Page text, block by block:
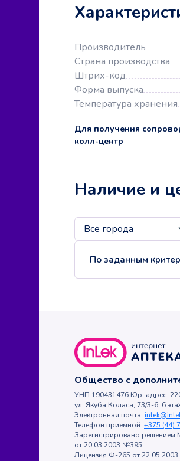
Производитель
Страна производства
Штрих-код
Форма выпуска
Температура хранения
Для получения
колл-центр
Наличие и
По заданным
Общество с
УНП 190431476 Юр. адрес:
ул. Якуба Коласа, 73/3-6, 6
Электронная почта:
Телефон приемной: +375 (44)
Зарегистрировано решением
от 20.03.2003 №395
Лицензия Ф-265 от 22.05.2003